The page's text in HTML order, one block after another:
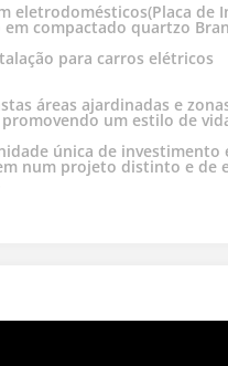
eletrodomésticos(Placa de
compactado quartzo
para carros elétricos
áreas ajardinadas e
um estilo de
única de investimento
num projeto distinto e de